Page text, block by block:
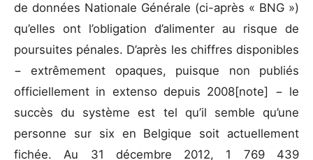
de données Nationale Générale (ci-après « BNG »)
qu’elles ont l’obligation d’alimenter au risque de
poursuites pénales. D’après les chiffres disponibles
− extrêmement opaques, puisque non publiés
officiellement in extenso depuis 2008[note] − le
succès du système est tel qu’il semble qu’une
personne sur six en Belgique soit actuellement
fichée. Au 31 décembre 2012, 1 769 439